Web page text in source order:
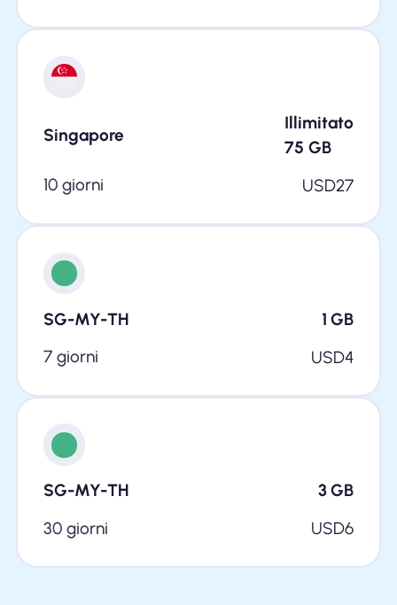
Singapore
Illimitato
75 GB
10 giorni
USD27
SG-MY-TH 1 GB
7 giorni
USD4
SG-MY-TH 3 GB
30 giorni
USD6